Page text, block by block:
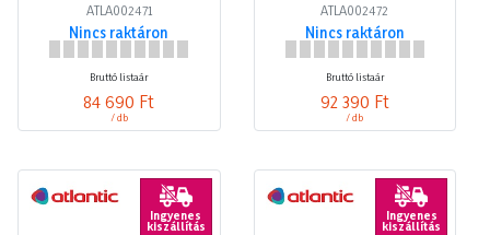
ATLA002471
Nincs raktáron
Bruttó listaár
84 690 Ft
/ db
ATLA002472
Nincs raktáron
Bruttó listaár
92 390 Ft
/ db
Ingyenes
kiszállítás
Ingyenes
kiszállítás